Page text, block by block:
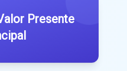
Presente